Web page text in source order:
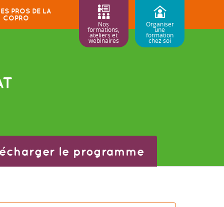
PROS DE LA
COPRO
Nos
formations,
ateliers et
webinaires
Organiser
une
formation
chez soi
le programme